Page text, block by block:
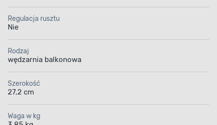
Regulacja rusztu
Nie
Rodzaj
wędzarnia balkonowa
Szerokość
27,2 cm
Waga w kg